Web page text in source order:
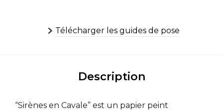
Télécharger les guides de pose
Description
“Sirènes en Cavale” est un papier peint